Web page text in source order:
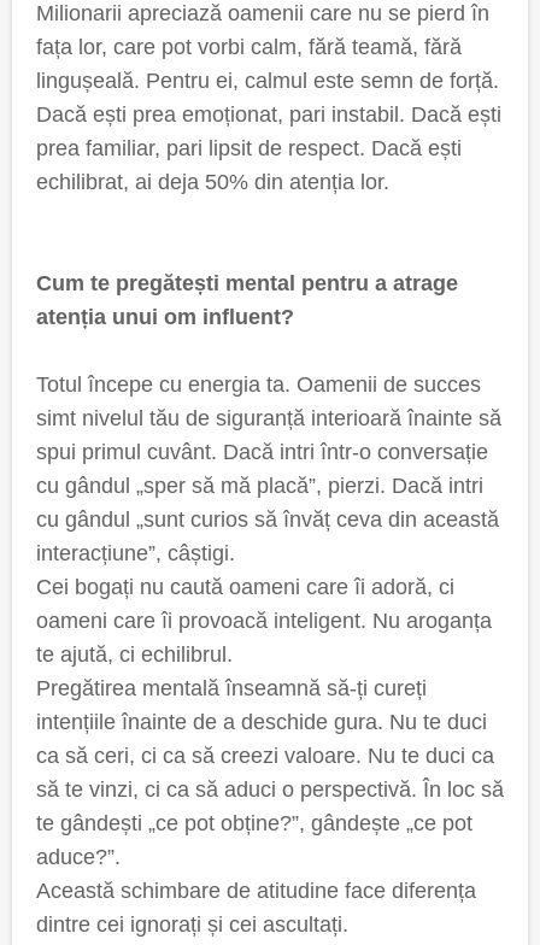
Milionarii apreciază oamenii care nu se pierd în
fața lor, care pot vorbi calm, fără teamă, fără
lingușeală. Pentru ei, calmul este semn de forță.
Dacă ești prea emoționat, pari instabil. Dacă ești
prea familiar, pari lipsit de respect. Dacă ești
echilibrat, ai deja 50% din atenția lor.
Cum te pregătești mental pentru a atrage
atenția unui om influent?
Totul începe cu energia ta. Oamenii de succes
simt nivelul tău de siguranță interioară înainte să
spui primul cuvânt. Dacă intri într-o conversație
cu gândul „sper să mă placă”, pierzi. Dacă intri
cu gândul „sunt curios să învăț ceva din această
interacțiune”, câștigi.
Cei bogați nu caută oameni care îi adoră, ci
oameni care îi provoacă inteligent. Nu aroganța
te ajută, ci echilibrul.
Pregătirea mentală înseamnă să-ți cureți
intențiile înainte de a deschide gura. Nu te duci
ca să ceri, ci ca să creezi valoare. Nu te duci ca
să te vinzi, ci ca să aduci o perspectivă. În loc să
te gândești „ce pot obține?”, gândește „ce pot
aduce?”.
Această schimbare de atitudine face diferența
dintre cei ignorați și cei ascultați.